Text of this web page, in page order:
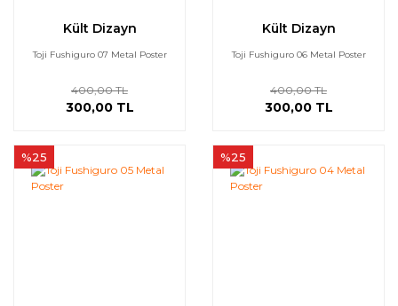
Kült Dizayn
Toji Fushiguro 07 Metal Poster
400,00 TL
300,00 TL
Kült Dizayn
Toji Fushiguro 06 Metal Poster
400,00 TL
300,00 TL
%25 %25